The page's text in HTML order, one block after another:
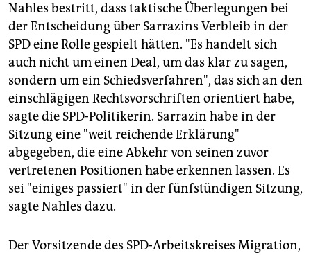
Nahles bestritt, dass taktische Überlegungen bei
der Entscheidung über Sarrazins Verbleib in der
SPD eine Rolle gespielt hätten. "Es handelt sich
auch nicht um einen Deal, um das klar zu sagen,
sondern um ein Schiedsverfahren", das sich an den
einschlägigen Rechtsvorschriften orientiert habe,
sagte die SPD-Politikerin. Sarrazin habe in der
Sitzung eine "weit reichende Erklärung"
abgegeben, die eine Abkehr von seinen zuvor
vertretenen Positionen habe erkennen lassen. Es
sei "einiges passiert" in der fünfstündigen Sitzung,
sagte Nahles dazu.
Der Vorsitzende des SPD-Arbeitskreises Migration,